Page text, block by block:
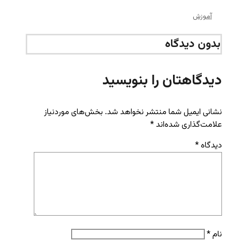
آموزش
بدون دیدگاه
دیدگاهتان را بنویسید
نشانی ایمیل شما منتشر نخواهد شد. بخش‌های موردنیاز
علامت‌گذاری شده‌اند *
دیدگاه*
نام*